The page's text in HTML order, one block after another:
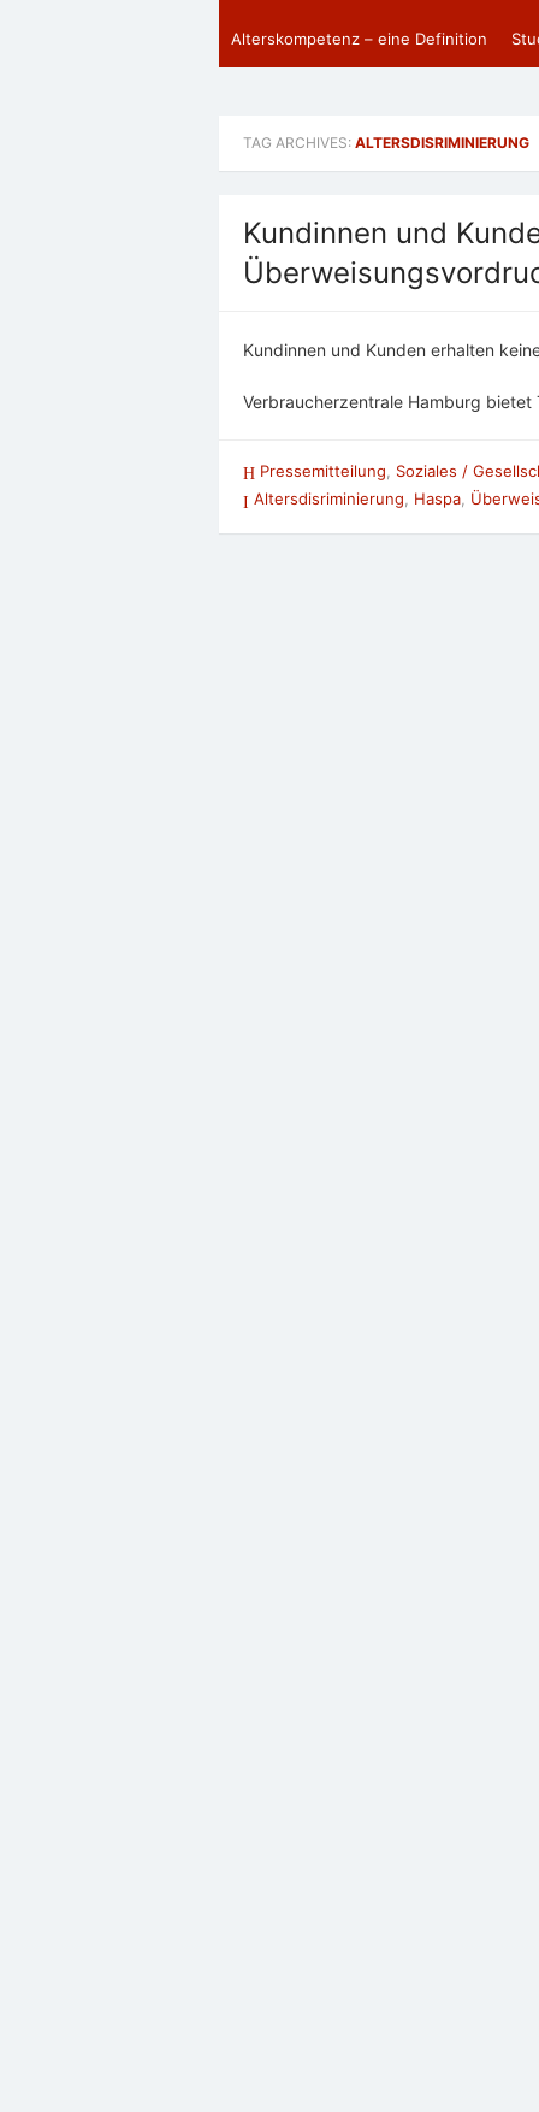
Alterskompetenz – eine Definition
TAG ARCHIVES: ALTERSDISRIMINIERUNG
Kundinnen und
Kundinnen und Kunden erhalten
Verbraucherzentrale Hamburg
Pressemitteilung Soziales /
Altersdisriminierung, Haspa,